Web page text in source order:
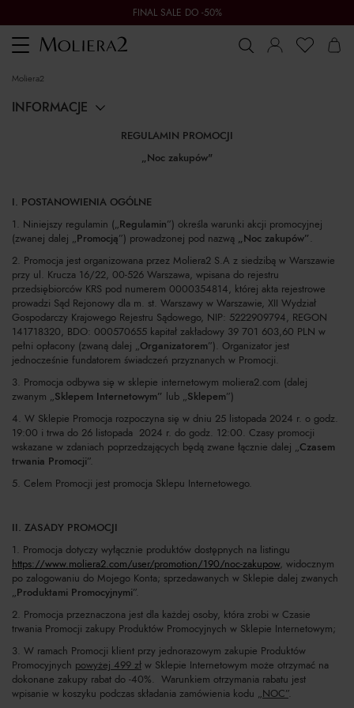
FINAL SALE DO -50%
Toggle
navigation
moliera2
INFORMACJE
REGULAMIN PROMOCJI
„Noc zakupów"
I. POSTANOWIENIA OGÓLNE
1. Niniejszy regulamin („Regulamin”) określa warunki akcji promocyjnej
(zwanej dalej „Promocją”) prowadzonej pod nazwą „Noc zakupów”.
2. Promocja jest organizowana przez Moliera2 S.A z siedzibą w Warszawie
przy ul. Krucza 16/22, 00-526 Warszawa, wpisana do rejestru
przedsiębiorców KRS pod numerem 0000354814, której akta rejestrowe
prowadzi Sąd Rejonowy dla m. st. Warszawy w Warszawie, XII Wydział
Gospodarczy Krajowego Rejestru Sądowego, NIP: 5222909794, REGON
141718320, BDO: 000570655 kapitał zakładowy 39 701 603,60 PLN w
pełni opłacony (zwaną dalej „Organizatorem”). Organizator jest
jednocześnie fundatorem świadczeń przyznanych w Promocji.
3. Promocja odbywa się w sklepie internetowym moliera2.com (dalej
zwanym „Sklepem Internetowym” lub „Sklepem”)
4. W Sklepie Promocja rozpoczyna się w dniu 25 listopada 2024 r. o godz.
19:00 i trwa do 26 listopada 2024 r. do godz. 12:00. Czasy promocji
wskazane w zdaniach poprzedzających będą zwane łącznie dalej „Czasem
trwania Promocji”.
5. Celem Promocji jest promocja Sklepu Internetowego.
II. ZASADY PROMOCJI
1. Promocja dotyczy wyłącznie produktów dostępnych na listingu
https://www.moliera2.com/user/promotion/190/noc-zakupow, widocznym
po zalogowaniu do Mojego Konta; sprzedawanych w Sklepie dalej zwanych
„Produktami Promocyjnymi”.
2. Promocja przeznaczona jest dla każdej osoby, która zrobi w Czasie
trwania Promocji zakupy Produktów Promocyjnych w Sklepie Internetowym;
3. W ramach Promocji klient przy jednorazowym zakupie Produktów
Promocyjnych powyżej 499 zł w Sklepie Internetowym może otrzymać na
dokonane zakupy rabat do -40%. Warunkiem otrzymania rabatu jest
wpisanie w koszyku podczas składania zamówienia kodu „NOC”.